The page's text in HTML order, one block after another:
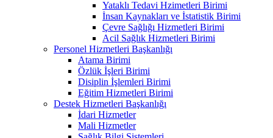
Yataklı Tedavi Hzimetleri Birimi
İnsan Kaynakları ve İstatistik Birimi
Çevre Sağlığı Hizmetleri Birimi
Acil Sağlık Hizmetleri Birimi
Personel Hizmetleri Başkanlığı
Atama Birimi
Özlük İşleri Birimi
Disiplin İşlemleri Birimi
Eğitim Hizmetleri Birimi
Destek Hizmetleri Başkanlığı
İdari Hizmetler
Mali Hizmetler